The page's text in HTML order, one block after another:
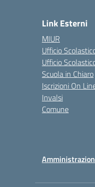
Link Esterni
MIUR
Ufficio
Ufficio
Scuola in Chiaro
Iscrizioni On
Invalsi
Comune